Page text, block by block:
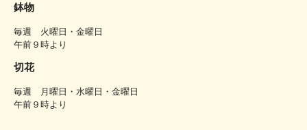
鉢物
毎週 火曜日・金曜日
午前９時より
切花
毎週 月曜日・水曜日・金曜日
午前９時より